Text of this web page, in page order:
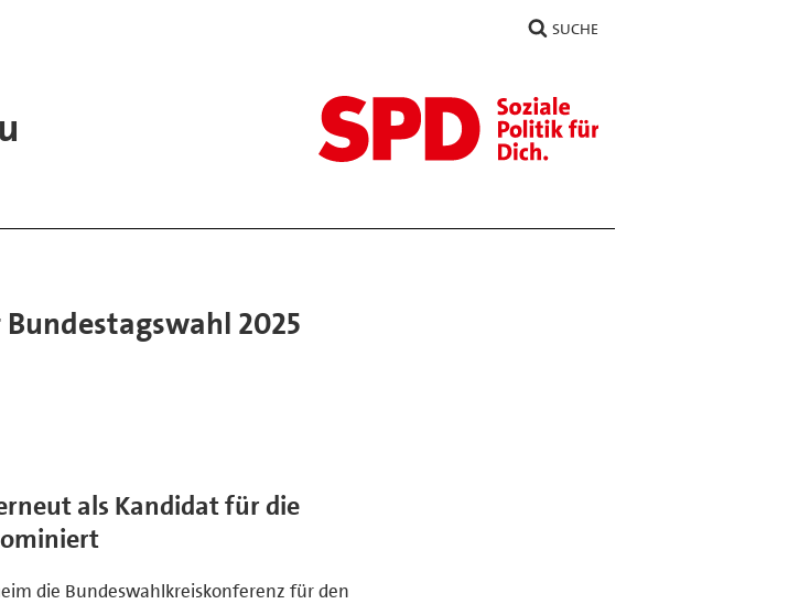
SUCHE
2025
als Kandidat für die
die Bundeswahlkreiskonferenz für den